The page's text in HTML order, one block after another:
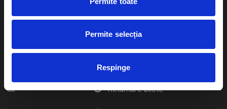
Permite selecția
Respinge
eBilet printat acasa
Livrare prin curier
Returnare bilete
Cultura
Calendar